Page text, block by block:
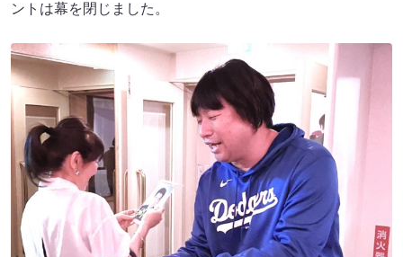
ントは幕を閉じました。